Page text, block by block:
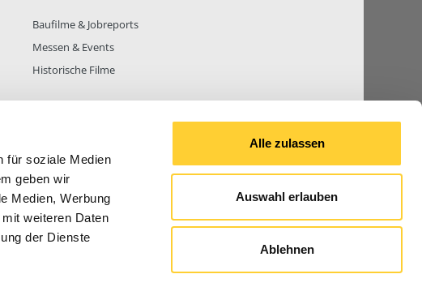
für soziale Medien
geben wir
Medien, Werbung
weiteren Daten
der Dienste
Alle zulassen
Auswahl erlauben
Ablehnen
Baufilme & Jobreports
Messen & Events
Historische Filme
ALLE THEMEN BEITRÄGE GESAMT842.686
© 2026 Bauforum24.biz